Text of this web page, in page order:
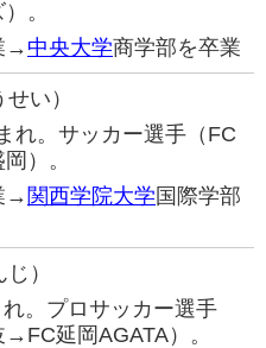
。
→ 中央大学商学部を卒業
い）
れ。サッカー選手（FC
）。
→ 関西学院大学 国際学部
）
。プロサッカー選手
→FC延岡AGATA）。